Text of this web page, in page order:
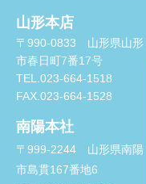
山形本店
〒990-0833 山形県山形
市春日町7番17号
TEL.023-664-1518
FAX.023-664-1528
南陽本社
〒999-2244 山形県南陽
市島貫167番地6